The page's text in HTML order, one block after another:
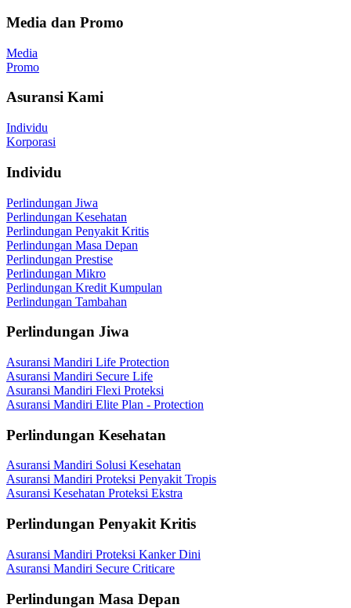
Media dan Promo
Media
Promo
Asuransi Kami
Individu
Korporasi
Individu
Perlindungan Jiwa
Perlindungan Kesehatan
Perlindungan Penyakit Kritis
Perlindungan Masa Depan
Perlindungan Prestise
Perlindungan Mikro
Perlindungan Kredit Kumpulan
Perlindungan Tambahan
Perlindungan Jiwa
Asuransi Mandiri Life Protection
Asuransi Mandiri Secure Life
Asuransi Mandiri Flexi Proteksi
Asuransi Mandiri Elite Plan - Protection
Perlindungan Kesehatan
Asuransi Mandiri Solusi Kesehatan
Asuransi Mandiri Proteksi Penyakit Tropis
Asuransi Kesehatan Proteksi Ekstra
Perlindungan Penyakit Kritis
Asuransi Mandiri Proteksi Kanker Dini
Asuransi Mandiri Secure Criticare
Perlindungan Masa Depan